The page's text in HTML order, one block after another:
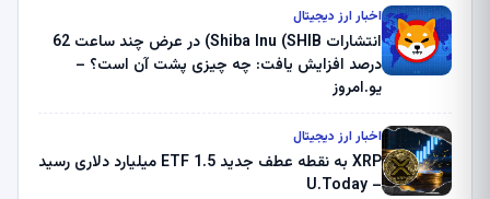
ثبت کرد – گزارش کریپتو صبح – U.Today
اخبار ارز دیجیتال
انتشارات Shiba Inu (SHIB) در عرض چند ساعت 62
درصد افزایش یافت: چه چیزی پشت آن است؟ –
یو.امروز
اخبار ارز دیجیتال
XRP به نقطه عطف جدید ETF 1.5 میلیارد دلاری رسید
– U.Today